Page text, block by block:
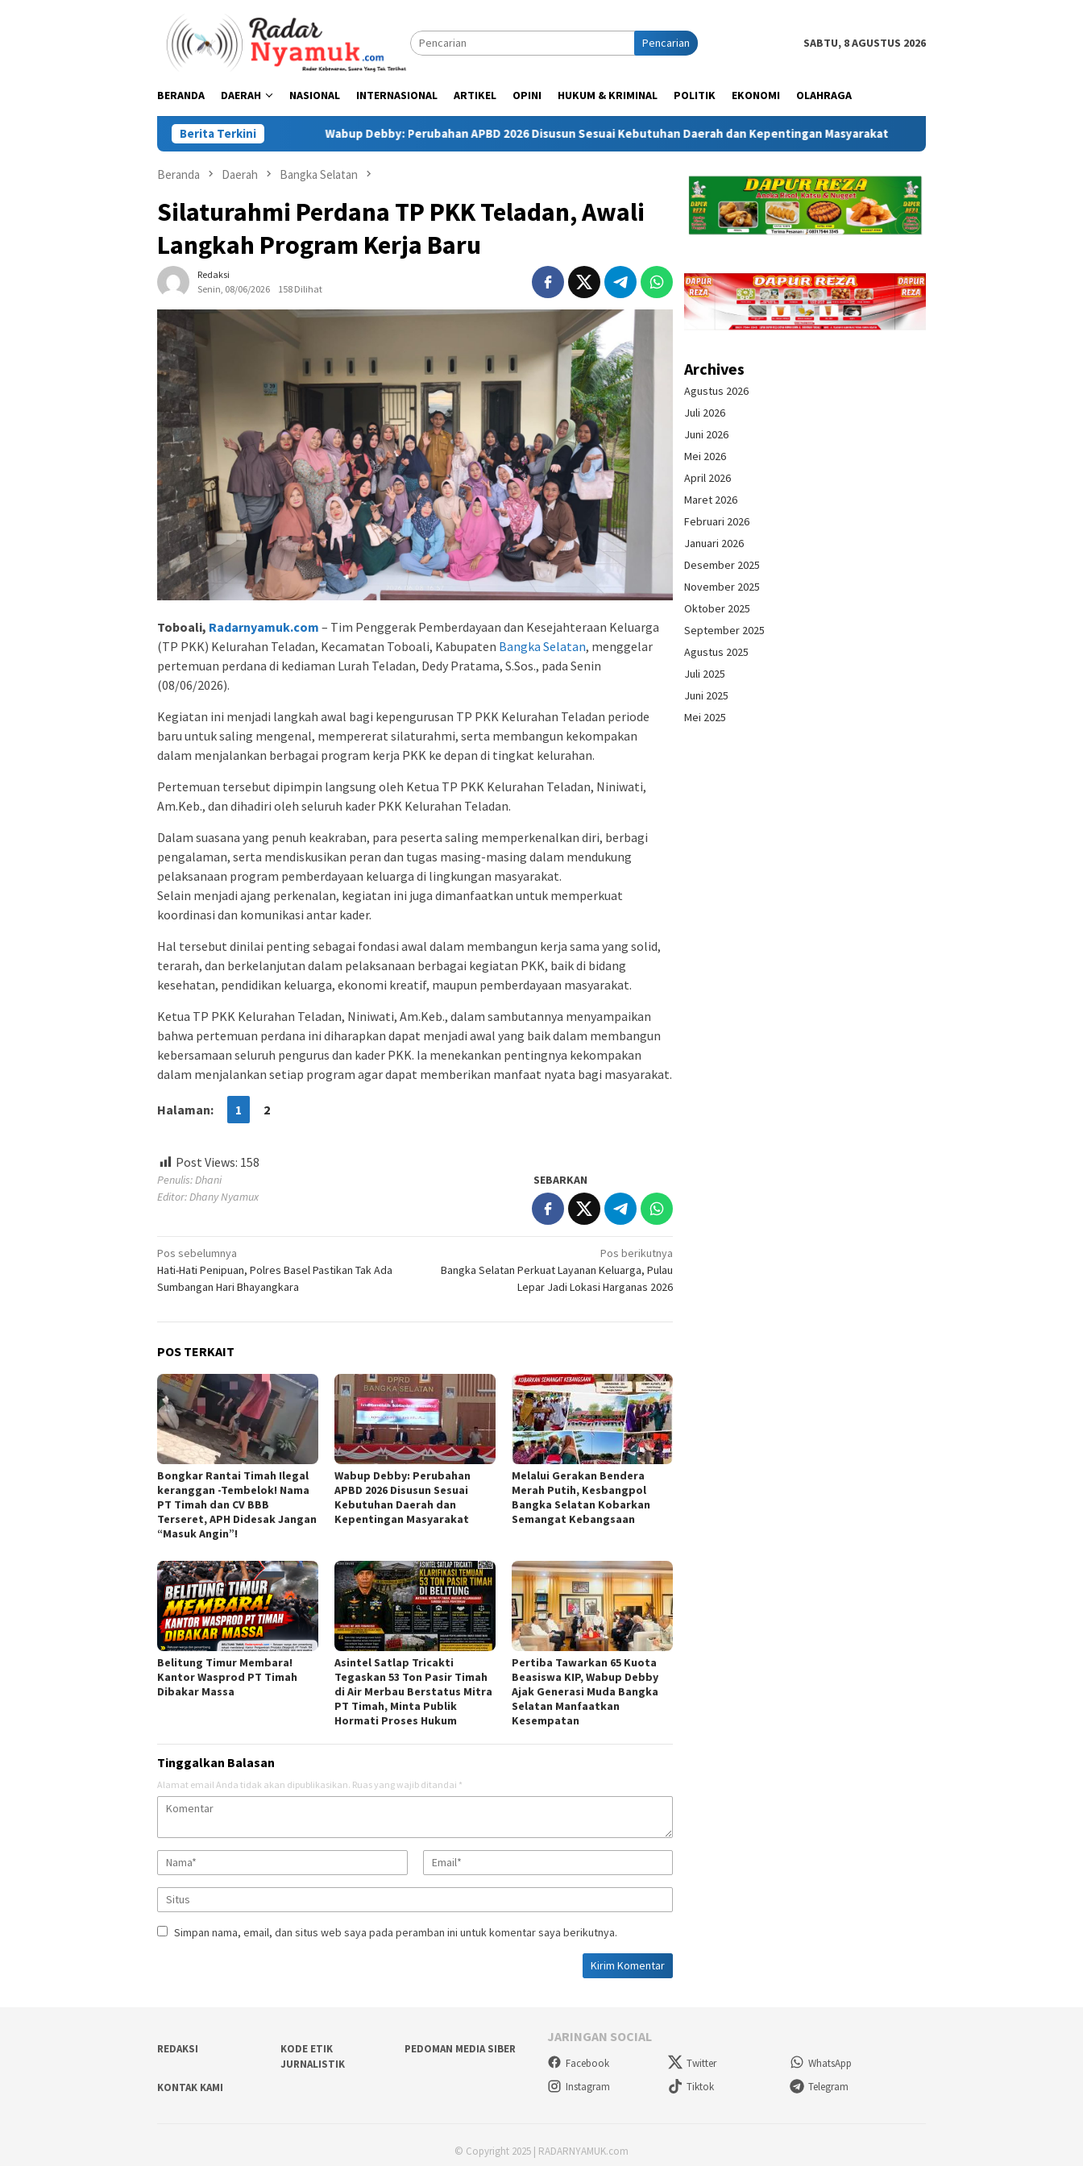
Pencarian SABTU, 8 AGUSTUS 2026
BERANDA DAERAH NASIONAL INTERNASIONAL ARTIKEL OPINI HUKUM & KRIMINAL POLITIK EKONOMI OLAHRAGA
Berita TerkiniWabup Debby: Perubahan APBD 2026 Disusun Sesuai Kebutuhan Daerah dan Kepentingan Masyarakat Melalui Gerakan Bendera Merah
Beranda Daerah Bangka Selatan
Silaturahmi Perdana TP PKK Teladan, Awali
Langkah Program Kerja Baru
Redaksi
Senin, 08/06/2026
158 Dilihat
Toboali, Radarnyamuk.com – Tim Penggerak Pemberdayaan dan Kesejahteraan Keluarga
(TP PKK) Kelurahan Teladan, Kecamatan Toboali, Kabupaten Bangka Selatan, menggelar
pertemuan perdana di kediaman Lurah Teladan, Dedy Pratama, S.Sos., pada Senin
(08/06/2026).
Kegiatan ini menjadi langkah awal bagi kepengurusan TP PKK Kelurahan Teladan periode
baru untuk saling mengenal, mempererat silaturahmi, serta membangun kekompakan
dalam menjalankan berbagai program kerja PKK ke depan di tingkat kelurahan.
Pertemuan tersebut dipimpin langsung oleh Ketua TP PKK Kelurahan Teladan, Niniwati,
Am.Keb., dan dihadiri oleh seluruh kader PKK Kelurahan Teladan.
Dalam suasana yang penuh keakraban, para peserta saling memperkenalkan diri, berbagi
pengalaman, serta mendiskusikan peran dan tugas masing-masing dalam mendukung
pelaksanaan program pemberdayaan keluarga di lingkungan masyarakat.
Selain menjadi ajang perkenalan, kegiatan ini juga dimanfaatkan untuk memperkuat
koordinasi dan komunikasi antar kader.
Hal tersebut dinilai penting sebagai fondasi awal dalam membangun kerja sama yang solid,
terarah, dan berkelanjutan dalam pelaksanaan berbagai kegiatan PKK, baik di bidang
kesehatan, pendidikan keluarga, ekonomi kreatif, maupun pemberdayaan masyarakat.
Ketua TP PKK Kelurahan Teladan, Niniwati, Am.Keb., dalam sambutannya menyampaikan
bahwa pertemuan perdana ini diharapkan dapat menjadi awal yang baik dalam membangun
kebersamaan seluruh pengurus dan kader PKK. Ia menekankan pentingnya kekompakan
dalam menjalankan setiap program agar dapat memberikan manfaat nyata bagi masyarakat.
Halaman: 1 2
Post Views: 158
Penulis: Dhani
Editor: Dhany Nyamux
SEBARKAN
Navigasi
pos
Pos sebelumnya
Hati-Hati Penipuan, Polres Basel Pastikan Tak Ada
Sumbangan Hari Bhayangkara
Pos berikutnya
Bangka Selatan Perkuat Layanan Keluarga, Pulau
Lepar Jadi Lokasi Harganas 2026
POS TERKAIT
Bongkar Rantai Timah Ilegal
keranggan -Tembelok! Nama
PT Timah dan CV BBB
Terseret, APH Didesak Jangan
“Masuk Angin”!
Wabup Debby: Perubahan
APBD 2026 Disusun Sesuai
Kebutuhan Daerah dan
Kepentingan Masyarakat
Melalui Gerakan Bendera
Merah Putih, Kesbangpol
Bangka Selatan Kobarkan
Semangat Kebangsaan
Belitung Timur Membara!
Kantor Wasprod PT Timah
Dibakar Massa
Asintel Satlap Tricakti
Tegaskan 53 Ton Pasir Timah
di Air Merbau Berstatus Mitra
PT Timah, Minta Publik
Hormati Proses Hukum
Pertiba Tawarkan 65 Kuota
Beasiswa KIP, Wabup Debby
Ajak Generasi Muda Bangka
Selatan Manfaatkan
Kesempatan
Tinggalkan Balasan
Alamat email Anda tidak akan dipublikasikan. Ruas yang wajib ditandai *
Simpan nama, email, dan situs web saya pada peramban ini untuk komentar saya berikutnya.
Archives
Agustus 2026
Juli 2026
Juni 2026
Mei 2026
April 2026
Maret 2026
Februari 2026
Januari 2026
Desember 2025
November 2025
Oktober 2025
September 2025
Agustus 2025
Juli 2025
Juni 2025
Mei 2025
REDAKSI
KODE ETIK
JURNALISTIK
PEDOMAN MEDIA SIBER
KONTAK KAMI
JARINGAN SOCIAL
Facebook Twitter
WhatsApp
Instagram
Tiktok Telegram
© Copyright 2025 | RADARNYAMUK.com